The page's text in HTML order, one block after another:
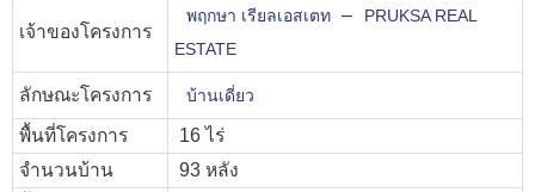
เจ้าของโครงการ
พฤกษา เรียลเอสเตท –
PRUKSA REAL
ESTATE
ลักษณะโครงการ บ้านเดี่ยว
พื้นที่โครงการ
16 ไร่
จำนวนบ้าน
93 หลัง